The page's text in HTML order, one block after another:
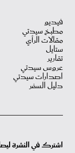
فيديو
مطبخ سيدتي
مقالات الرأي
ستايل
تقارير
عروس سيدتي
اصدارات سيدتي
دليل السفر
اشترك في